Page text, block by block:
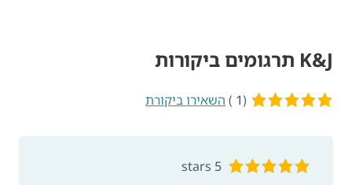
K&J תרגומים ביקורות
5 of 5 stars(1 ) השאירו ביקורת
5 stars